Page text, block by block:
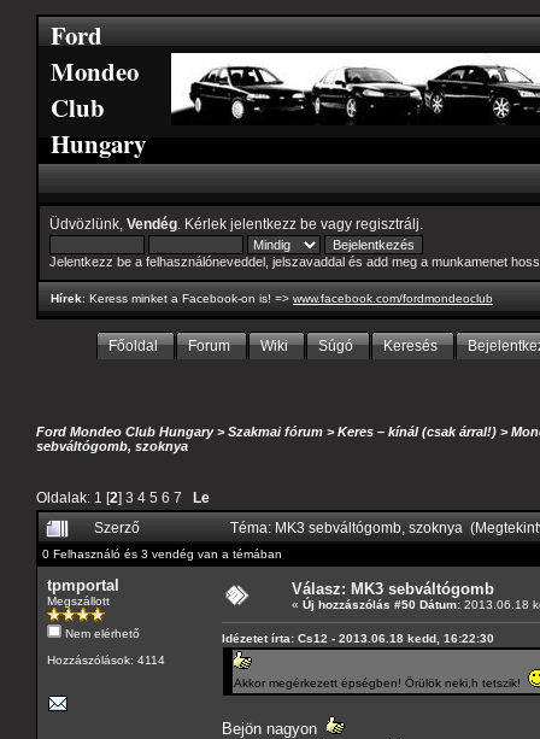
Ford
Mondeo
Club
Hungary
Üdvözlünk, Vendég . Kérlek jelentkezz be vagy regisztrálj
Jelentkezz be a felhasználóneveddel, jelszavaddal és add meg a munkamenet
Hírek: Keress minket a Facebook-on is! => www.facebook.com/fordmondeoclub
Főoldal Forum Wiki Súgó Keresés
Ford Mondeo Club Hungary>Szakmai fórum >Keres – kínál (csak árral!) >
sebváltógomb, szoknya
Oldalak: 1 [2] 3 4 5 6 7
Le
Szerző
Téma: MK3 sebváltógomb, szoknya
0 Felhasználó és 3 vendég van a témában
tpmportal
Megszállott
Nem elérhető
Hozzászólások: 4114
Válasz: MK3 sebváltógomb
« Új hozzászólás #50 Dátum: 2013.06.18
Idézetet írta: Cs12 - 2013.06.18 kedd, 16:22:30
Akkor megérkezett épségben! Örülök neki,h tetszik!
Bejön nagyon